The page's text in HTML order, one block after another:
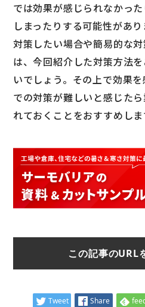
では効果が感じられなかっ
しまったりする可能性があ
対策したい場合や簡易的な
は、今回紹介した対策方法
いでしょう。その上で効果
での対策が難しいと感じた
れておくことをおすすめしま
この記事のURL
Tweet Share